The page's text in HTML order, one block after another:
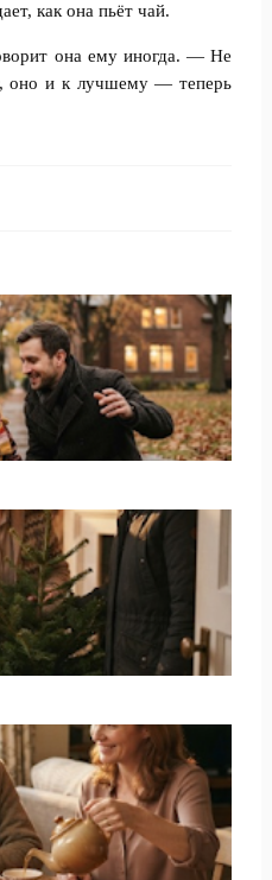
как она пьёт чай.
она ему иногда. — Не
оно и к лучшему — теперь